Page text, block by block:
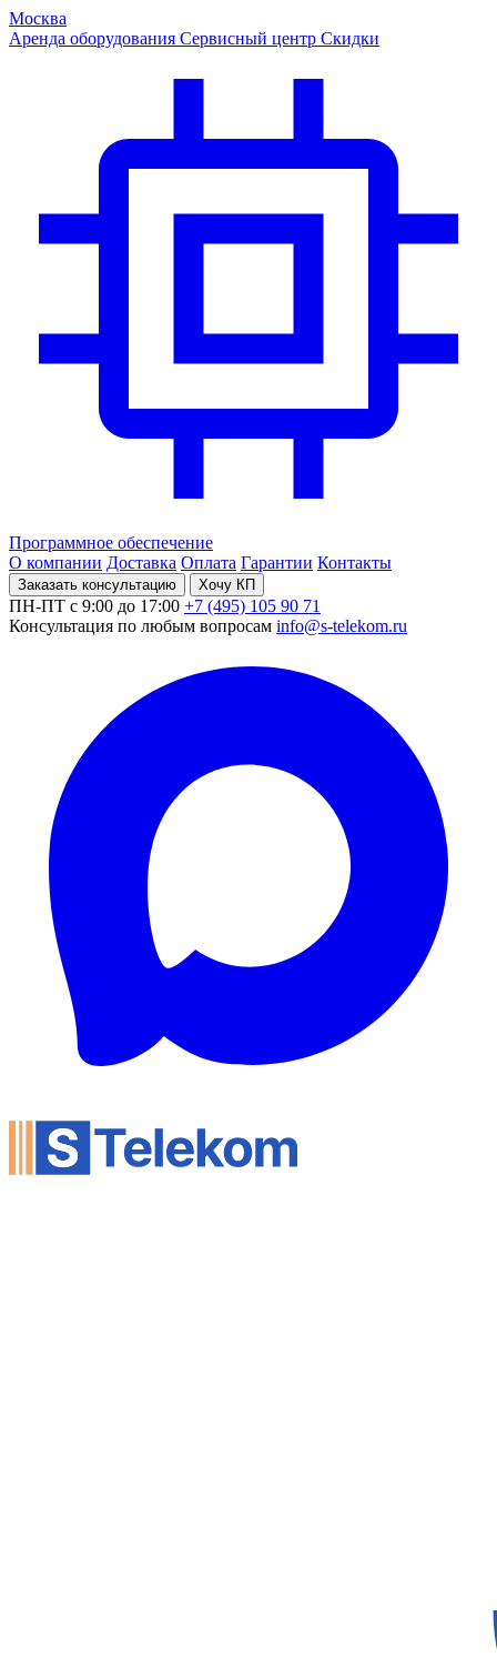
Москва
Аренда оборудования Сервисный центр Скидки
Программное обеспечение
О компании Доставка Оплата Гарантии Контакты
Заказать консультацию Хочу КП
ПН-ПТ с 9:00 до 17:00 +7 (495) 105 90 71
Консультация по любым вопросам info@s-telekom.ru